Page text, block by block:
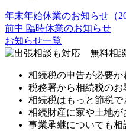
年末年始休業のお知らせ（
前中 臨時休業のお知らせ
お知らせ一覧
相続税の申告が必要か
税務署から相続税のお
相続税はもっと節税で
相続財産に家や土地が
事業承継についても相